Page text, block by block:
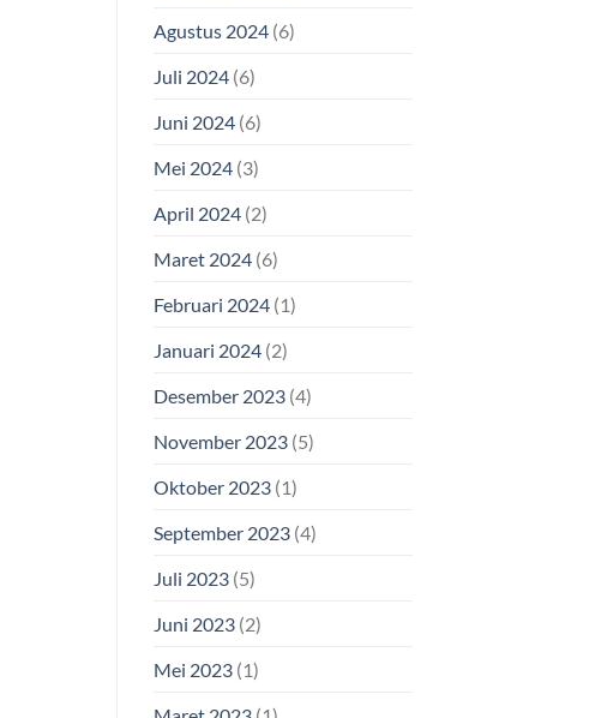
Agustus 2024(6)
Juli 2024(6)
Juni 2024(6)
Mei 2024(3)
April 2024(2)
Maret 2024(6)
Februari 2024(1)
Januari 2024(2)
Desember 2023(4)
November 2023(5)
Oktober 2023(1)
September 2023(4)
Juli 2023(5)
Juni 2023(2)
Mei 2023(1)